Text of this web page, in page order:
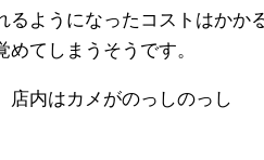
るようになったコストはかか
てしまうそうです。
店内はカメがのっしのっし